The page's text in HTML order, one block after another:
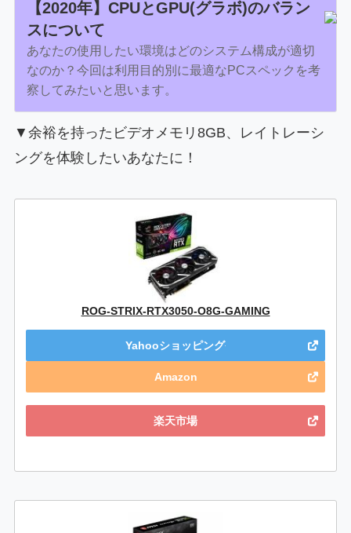
【2020年】CPUとGPU(グラボ)のバラン
スについて
あなたの使用したい環境はどのシステム構成が適切
なのか？今回は利用目的別に最適なPCスペックを考
察してみたいと思います。
▼余裕を持ったビデオメモリ8GB、レイトレーシ
ングを体験したいあなたに！
ROG-STRIX-RTX3050-O8G-GAMING
Yahooショッピング
Amazon
楽天市場